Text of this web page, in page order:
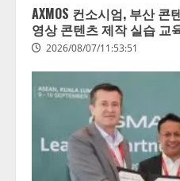
AXMOS 컨소시엄, 부산
영상 콘텐츠 제작 실습 교
2026/08/07/11:53:51